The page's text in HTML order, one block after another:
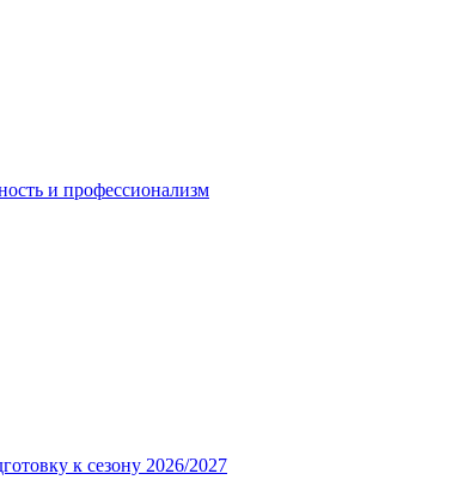
и профессионализм
к сезону 2026/2027